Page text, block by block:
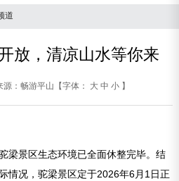
道
放，清凉山水等你来
源：畅游平山 【字体： 大 中 小 】
梁景区生态环境已全面休整完毕。结
情况，驼梁景区定于2026年6月1日正